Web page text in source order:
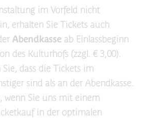
im Vorfeld nicht
erhalten Sie Tickets auch
Abendkasse ab Einlassbeginn
des Kulturhofs (zzgl. € 3,00).
dass die Tickets im
sind als an der Abendkasse.
wenn Sie uns mit einem
in der optimalen